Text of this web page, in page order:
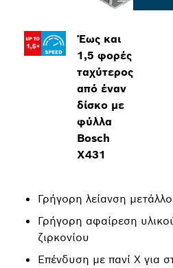
Έως και
1,5 φορές
ταχύτερος
από έναν
δίσκο με
φύλλα
Bosch
X431
Γρήγορη λείανση
Γρήγορη αφαίρεση
ζιρκονίου
Επένδυση με πανί X για